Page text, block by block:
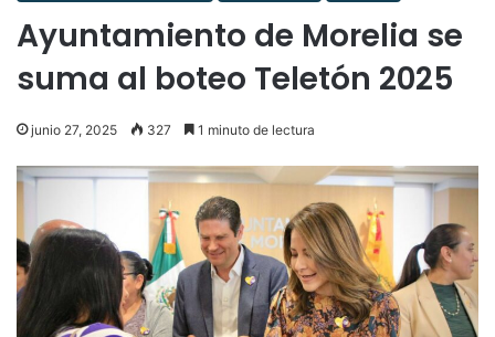
Ayuntamiento de Morelia se
suma al boteo Teletón 2025
junio 27, 2025 327 1 minuto de lectura